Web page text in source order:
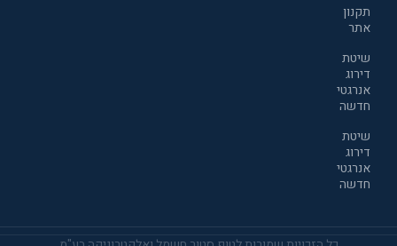
תקנון
אתר
שיטת
דירוג
אנרגטי
חדשה
שיטת
דירוג
אנרגטי
חדשה